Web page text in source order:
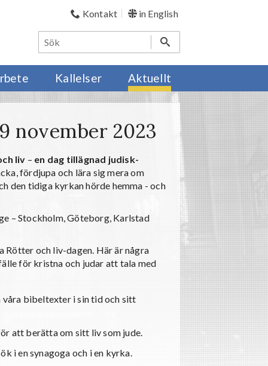
Kontakt in English
Kallelser Aktuellt
november 2023
liv – en dag tillägnad judisk-
fördjupa och lära sig mera om
den tidiga kyrkan hörde hemma - och
– Stockholm, Göteborg, Karlstad
Rötter och liv-dagen. Här är några
för kristna och judar att tala med
våra bibeltexter i sin tid och sitt
att berätta om sitt liv som jude.
i en synagoga och i en kyrka.